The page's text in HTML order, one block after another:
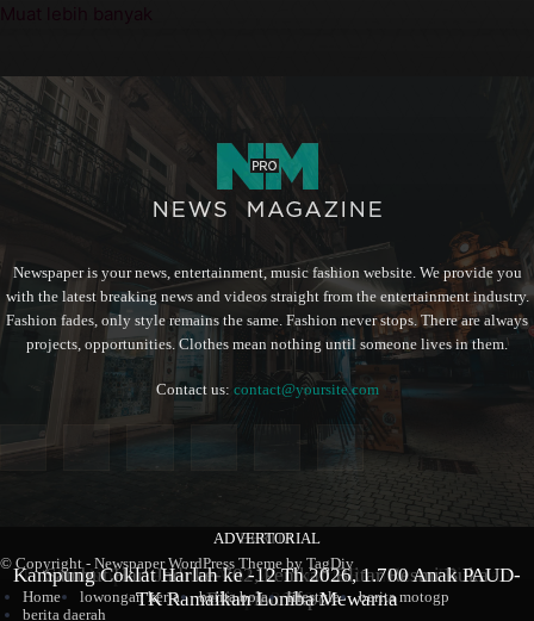
BERITA
Produk Kopi Premium Asal Wonodadi Ramaikan Blitarian
Expo 2026
BERITA
Sambut Hari Jadi ke-702, Pemkab Blitar Resmi Buka
Blitarian Expo
ADVERTORIAL
Kampung Coklat Harlah ke -12 Th 2026, 1.700 Anak PAUD-
TK Ramaikan Lomba Mewarna
Newspaper is your news, entertainment, music fashion website. We provide you
with the latest breaking news and videos straight from the entertainment industry.
Fashion fades, only style remains the same. Fashion never stops. There are always
projects, opportunities. Clothes mean nothing until someone lives in them.
Contact us: contact@yoursite.com
© Copyright - Newspaper WordPress Theme by TagDiv
Home
lowongan kerja berita bola lifestyle
berita motogp
berita daerah